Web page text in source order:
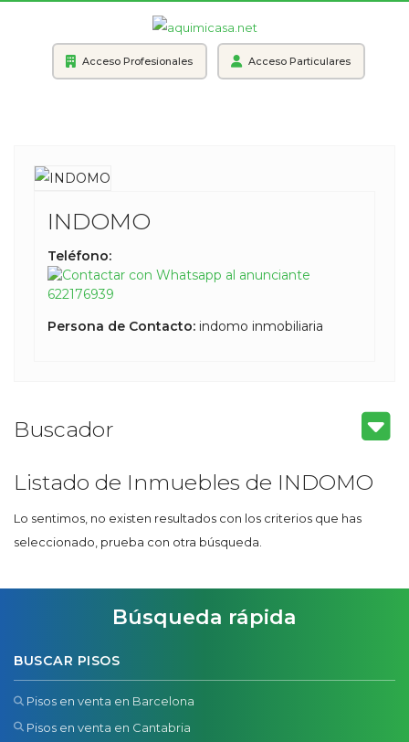
Acceso Profesionales Acceso Particulares
INDOMO
Teléfono:
622176939
Persona de Contacto: indomo inmobiliaria
Listado de Inmuebles de INDOMO
Lo sentimos, no existen resultados con los criterios que has
seleccionado, prueba con otra búsqueda.
Buscador
Búsqueda rápida
BUSCAR PISOS
Pisos en venta en Barcelona
Pisos en venta en Cantabria